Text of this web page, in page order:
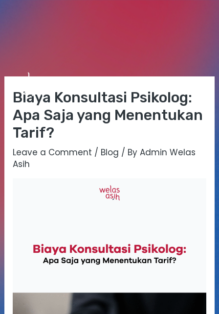
content
Biaya Konsultasi Psikolog:
Apa Saja yang Menentukan
Tarif?
Leave a Comment / Blog / ByAdmin Welas
Asih